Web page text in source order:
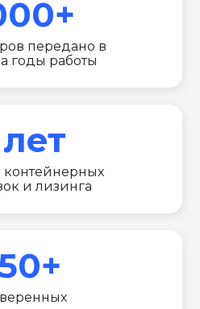
передано в
годы работы
и лизинга